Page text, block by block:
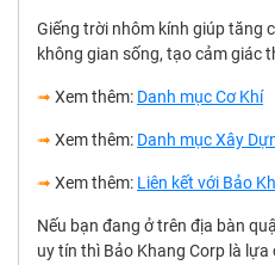
Giếng trời nhôm kính giúp tăng
không gian sống, tạo cảm giác
➟ Xem thêm: Danh mục Cơ Khí
➟ Xem thêm: Danh mục Xây
➟ Xem thêm: Liên kết với Bảo
Nếu bạn đang ở trên địa bàn
uy tín thì Bảo Khang Corp là